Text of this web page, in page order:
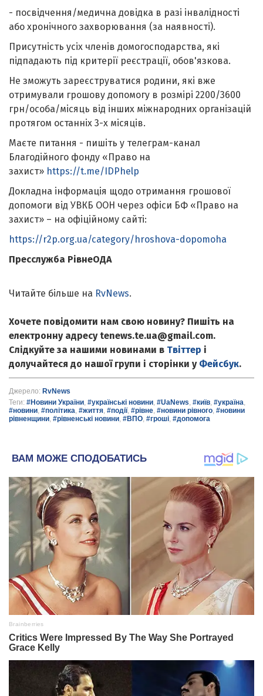
- посвідчення/медична довідка в разі інвалідності
або хронічного захворювання (за наявності).
Присутність усіх членів домогосподарства, які
підпадають під критерії реєстрації, обов'язкова.
Не зможуть зареєструватися родини, які вже
отримували грошову допомогу в розмірі 2200/3600
грн/особа/місяць від інших міжнародних організацій
протягом останніх 3-х місяців.
Маєте питання - пишіть у телеграм-канал
Благодійного фонду «Право на
захист» https://t.me/IDPhelp
Докладна інформація щодо отримання грошової
допомоги від УВКБ ООН через офіси БФ «Право на
захист» – на офіційному сайті:
https://r2p.org.ua/category/hroshova-dopomoha
Пресслужба РівнеОДА
Читайте більше на RvNews.
Хочете повідомити нам свою новину? Пишіть на
електронну адресу tenews.te.ua@gmail.com.
Слідкуйте за нашими новинами в Твіттер і
долучайтеся до нашої групи і сторінки у Фейсбук.
Джерело: RvNews
Теги: #Новини України, #українські новини, #UaNews, #київ, #україна,
#новини, #політика, #життя, #події, #рівне, #новини рівного, #новини
рівненщини, #рівненські новини, #ВПО, #гроші, #допомога